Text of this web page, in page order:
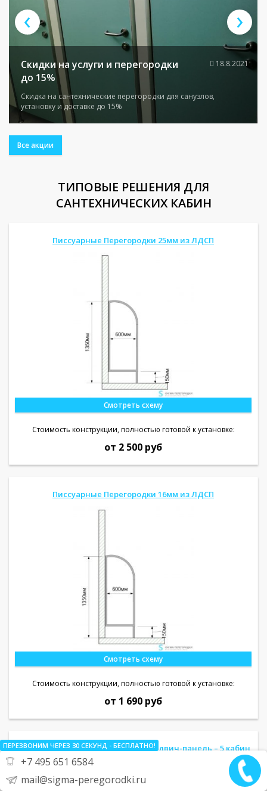
Скидки на услуги и перегородки
до 15%
Скидка на сантехнические перегородки для санузлов,
установку и доставке до 15%
18.8.2021
‹ ›
Все акции
ТИПОВЫЕ РЕШЕНИЯ ДЛЯ
САНТЕХНИЧЕСКИХ КАБИН
Писсуарные Перегородки 25мм из ЛДСП
Смотреть схему
Стоимость конструкции, полностью готовой к установке:
от 2 500 руб
Писсуарные Перегородки 16мм из ЛДСП
Смотреть схему
Стоимость конструкции, полностью готовой к установке:
от 1 690 руб
Душевые Перегородки 16мм из сэндвич-панель – 5 кабин
ПЕРЕЗВОНИМ ЧЕРЕЗ 30 СЕКУНД - БЕСПЛАТНО!
+7 495 651 6584
mail@sigma-peregorodki.ru